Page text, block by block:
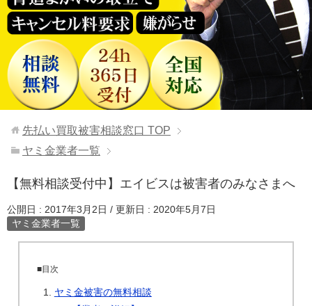
先払い買取被害相談窓口 TOP
ヤミ金業者一覧
【無料相談受付中】エイビスは被害者のみなさまへ
公開日 : 2017年3月2日 / 更新日 : 2020年5月7日
ヤミ金業者一覧
■目次
ヤミ金被害の無料相談